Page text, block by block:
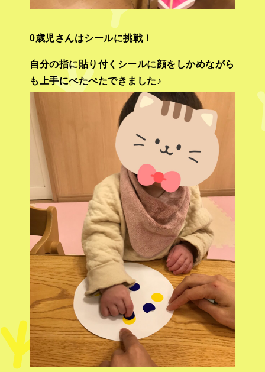
0歳児さんはシールに挑戦！
自分の指に貼り付くシールに顔をしかめながら
も上手にぺたぺたできました♪